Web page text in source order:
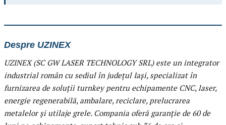
Despre UZINEX
UZINEX (SC GW LASER TECHNOLOGY SRL) este un integrator
industrial român cu sediul în județul Iași, specializat în
furnizarea de soluții turnkey pentru echipamente CNC, laser,
energie regenerabilă, ambalare, reciclare, prelucrarea
metalelor și utilaje grele. Compania oferă garanție de 60 de